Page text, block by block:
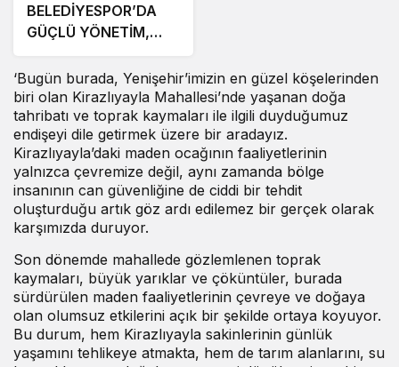
BELEDİYESPOR’DA
GÜÇLÜ YÖNETİM,
‘Bugün burada, Yenişehir’imizin en güzel köşelerinden
biri olan Kirazlıyayla Mahallesi’nde yaşanan doğa
tahribatı ve toprak kaymaları ile ilgili duyduğumuz
endişeyi dile getirmek üzere bir aradayız.
Kirazlıyayla’daki maden ocağının faaliyetlerinin
yalnızca çevremize değil, aynı zamanda bölge
insanının can güvenliğine de ciddi bir tehdit
oluşturduğu artık göz ardı edilemez bir gerçek olarak
karşımızda duruyor.
Son dönemde mahallede gözlemlenen toprak
kaymaları, büyük yarıklar ve çöküntüler, burada
sürdürülen maden faaliyetlerinin çevreye ve doğaya
olan olumsuz etkilerini açık bir şekilde ortaya koyuyor.
Bu durum, hem Kirazlıyayla sakinlerinin günlük
yaşamını tehlikeye atmakta, hem de tarım alanlarını, su